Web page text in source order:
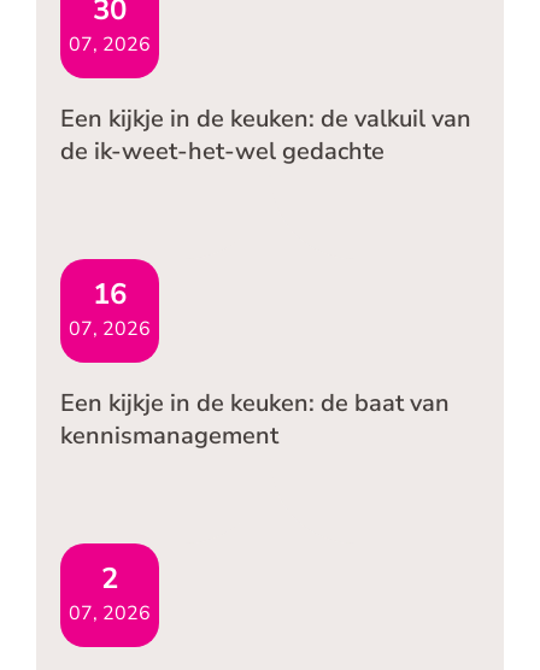
30
07, 2026
Een kijkje in de keuken: de valkuil van
de ik-weet-het-wel gedachte
16
07, 2026
Een kijkje in de keuken: de baat van
kennismanagement
2
07, 2026